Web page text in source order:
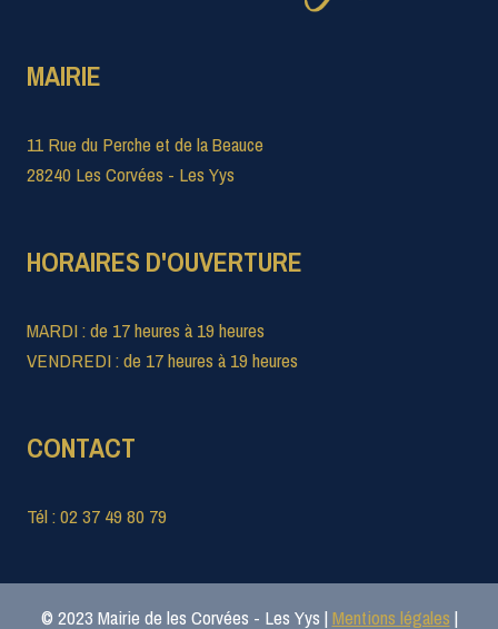
MAIRIE
11 Rue du Perche et de la Beauce
28240 Les Corvées - Les Yys
HORAIRES D'OUVERTURE
MARDI : de 17 heures à 19 heures
VENDREDI : de 17 heures à 19 heures
CONTACT
Tél : 02 37 49 80 79
© 2023 Mairie de les Corvées - Les Yys | Mentions légales |